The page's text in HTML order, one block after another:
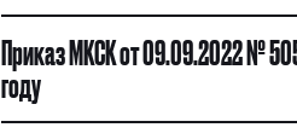
Приказ МКСК от 09.09.2022 №
году